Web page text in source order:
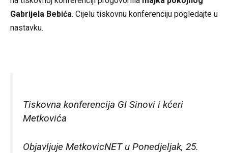
Gabrijela Bebića. Cijelu tiskovnu konferenciju pogledajte u
nastavku.
Tiskovna konferencija GI Sinovi i kćeri
Metkovića
Objavljuje MetkovicNETu Ponedjeljak, 25.